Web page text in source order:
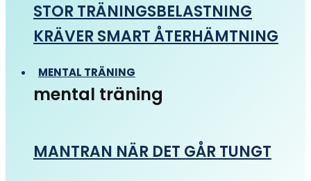
STOR TRÄNINGSBELASTNING
KRÄVER SMART ÅTERHÄMTNING
MENTAL TRÄNING
mental träning
MANTRAN NÄR DET GÅR TUNGT